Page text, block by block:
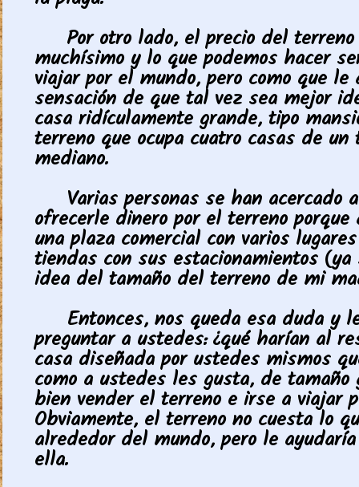
Por otro lado, el precio del
muchísimo y lo que podemos hacer
viajar por el mundo, pero como que le
sensación de que tal vez sea mejor
casa ridículamente grande, tipo
terreno que ocupa cuatro casas de un
mediano.
Varias personas se han acercado
ofrecerle dinero por el terreno porque
una plaza comercial con varios
tiendas con sus estacionamientos
idea del tamaño del terreno de mi
Entonces, nos queda esa duda y
preguntar a ustedes: ¿qué harían al
casa diseñada por ustedes mismos
como a ustedes les gusta, de tamaño
bien vender el terreno e irse a viajar
Obviamente, el terreno no cuesta lo
alrededor del mundo, pero le
ella.